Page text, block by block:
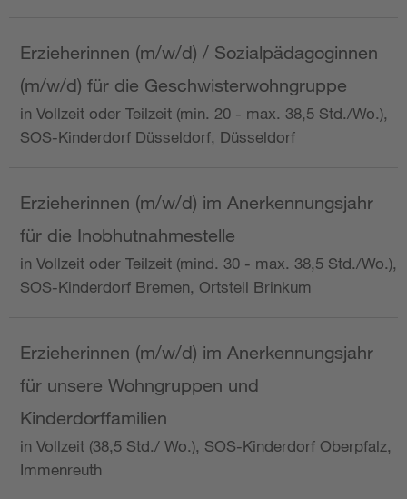
Erzieherinnen (m/w/d) / Sozialpädagoginnen
(m/w/d) für die Geschwisterwohngruppe
in Vollzeit oder Teilzeit (min. 20 - max. 38,5 Std./Wo.),
SOS-Kinderdorf Düsseldorf, Düsseldorf
Erzieherinnen (m/w/d) im Anerkennungsjahr
für die Inobhutnahmestelle
in Vollzeit oder Teilzeit (mind. 30 - max. 38,5 Std./Wo.),
SOS-Kinderdorf Bremen, Ortsteil Brinkum
Erzieherinnen (m/w/d) im Anerkennungsjahr
für unsere Wohngruppen und
Kinderdorffamilien
in Vollzeit (38,5 Std./ Wo.), SOS-Kinderdorf Oberpfalz,
Immenreuth